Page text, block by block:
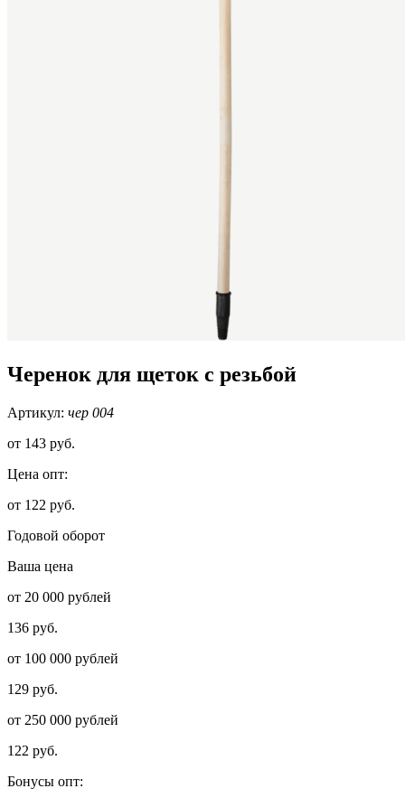
Черенок для щеток с резьбой
Артикул: чер 004
от 143 руб.
Цена опт:
от 122 руб.
Годовой оборот
Ваша цена
от 20 000 рублей
136 руб.
от 100 000 рублей
129 руб.
от 250 000 рублей
122 руб.
Бонусы опт: